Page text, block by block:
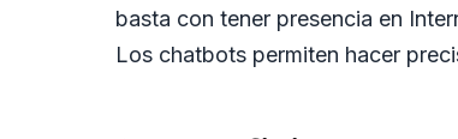
basta con tener presencia en
Los chatbots permiten hacer